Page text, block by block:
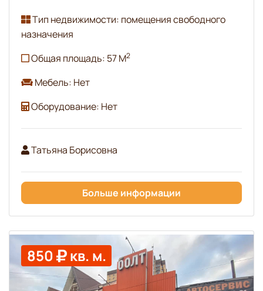
Тип недвижимости: помещения свободного
назначения
Общая площадь: 57 М2
Мебель: Нет
Оборудование: Нет
Татьяна Борисовна
Больше информации
850 кв. м.